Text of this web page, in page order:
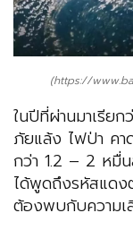
(https://
ในปีที่ผ่านมาเรียก
ภัยแล้ง ไฟป่า คา
กว่า 1.2 – 2 หมื่น
ได้พูดถึงรหัสแดง
ต้องพบกับความเสี่